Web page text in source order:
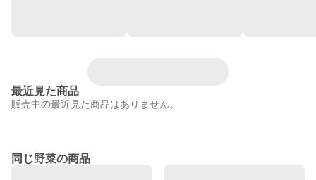
最近見た商品
販売中の最近見た商品はありません。
同じ野菜の商品